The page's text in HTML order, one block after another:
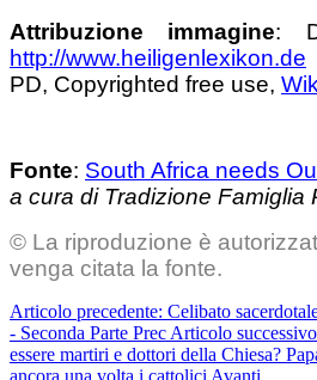
Attribuzione immagine:
http://www.heiligenlexikon.de
PD, Copyrighted free use,
Fonte: South Africa needs
a cura di Tradizione Famiglia
© La riproduzione è
venga citata la fonte.
Articolo precedente: Celibato
- Seconda Parte Prec Articolo
essere martiri e dottori della Chiesa?
ancora una volta i cattolici Avanti